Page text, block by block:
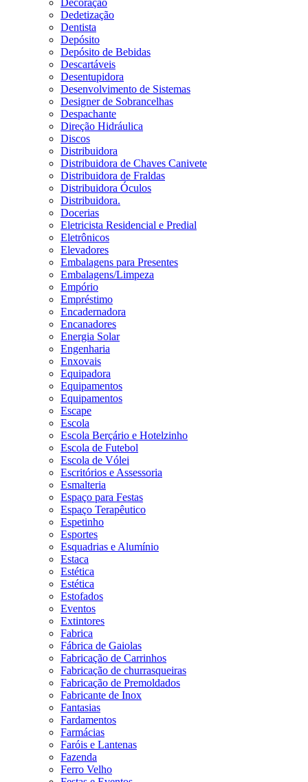
Decoração
Dedetização
Dentista
Depósito
Depósito de Bebidas
Descartáveis
Desentupidora
Desenvolvimento de Sistemas
Designer de Sobrancelhas
Despachante
Direção Hidráulica
Discos
Distribuidora
Distribuidora de Chaves Canivete
Distribuidora de Fraldas
Distribuidora Óculos
Distribuidora.
Docerias
Eletricista Residencial e Predial
Eletrônicos
Elevadores
Embalagens para Presentes
Embalagens/Limpeza
Empório
Empréstimo
Encadernadora
Encanadores
Energia Solar
Engenharia
Enxovais
Equipadora
Equipamentos
Equipamentos
Escape
Escola
Escola Berçário e Hotelzinho
Escola de Futebol
Escola de Vólei
Escritórios e Assessoria
Esmalteria
Espaço para Festas
Espaço Terapêutico
Espetinho
Esportes
Esquadrias e Alumínio
Estaca
Estética
Estética
Estofados
Eventos
Extintores
Fabrica
Fábrica de Gaiolas
Fabricação de Carrinhos
Fabricação de churrasqueiras
Fabricação de Premoldados
Fabricante de Inox
Fantasias
Fardamentos
Farmácias
Faróis e Lantenas
Fazenda
Ferro Velho